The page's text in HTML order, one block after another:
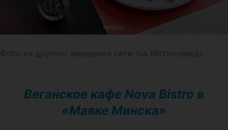
Фото из другого заведения сети (на Мстиславца)
Веганское кафе Nova Bistro в
«Маяке Минска»